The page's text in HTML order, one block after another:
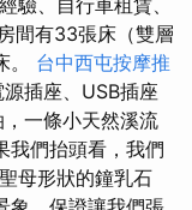
間有33張床（雙層
。 台中西屯按摩推
插座、USB插座
一條小天然溪流
我們抬頭看，我們
母形狀的鐘乳石